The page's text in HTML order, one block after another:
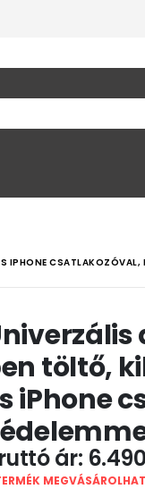
CSATLAKOZÓVAL,
töltő,
iPhone
6.490